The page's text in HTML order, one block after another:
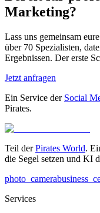
Marketing?
Lass uns gemeinsam
über 70 Spezialisten,
Ergebnissen. Der erste
Jetzt anfragen
Ein Service der Social
Pirates.
Teil derPirates World.
die Segel setzen und KI
photo_camera
Services